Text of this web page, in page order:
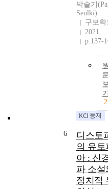
박슬기
Seulki)
구보학
2021
p.137-
2
6
디스토
의 유토
아 : 신
파 소설
정치적